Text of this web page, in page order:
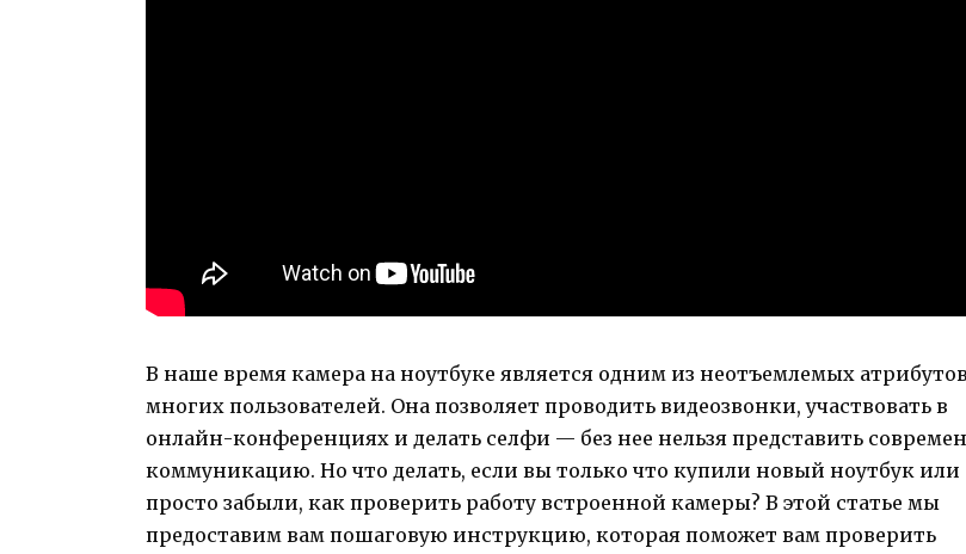
В наше время камера на ноутбуке является одним из неотъемлемых
многих пользователей. Она позволяет проводить видеозвонки, участвовать в
онлайн-конференциях и делать селфи — без нее нельзя представить
коммуникацию. Но что делать, если вы только что купили новый ноутбук или
просто забыли, как проверить работу встроенной камеры? В этой статье мы
предоставим вам пошаговую инструкцию, которая поможет вам проверить